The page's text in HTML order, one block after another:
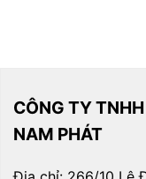
CÔNG TY
NAM PHÁT